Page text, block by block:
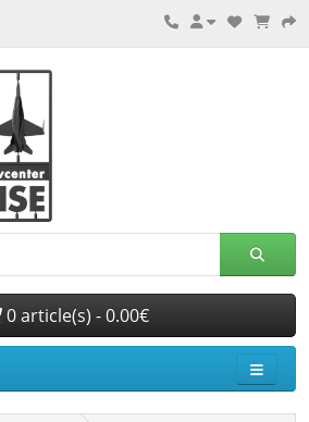
0 article(s) - 0.00€